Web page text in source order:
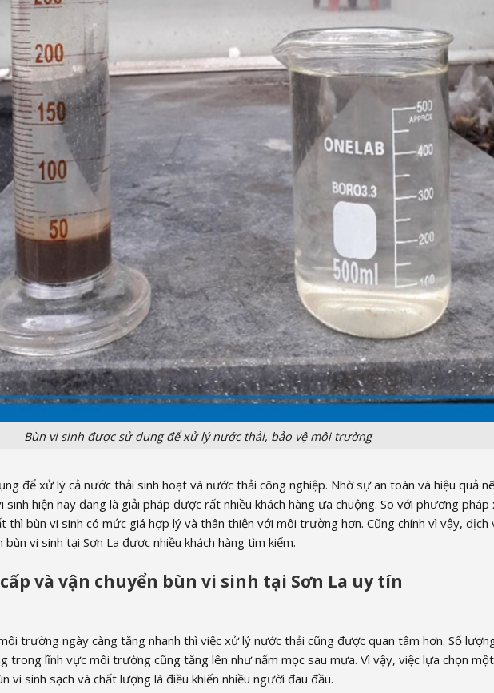
Bùn vi sinh được sử dụng để xử lý nước thải, bảo vệ môi trường
để xử lý cả nước thải sinh hoạt và nước thải công nghiệp. Nhờ sự an toàn và hiệu quả
sinh hiện nay đang là giải pháp được rất nhiều khách hàng ưa chuộng. So với phương pháp
thì bùn vi sinh có mức giá hợp lý và thân thiện với môi trường hơn. Cũng chính vì vậy, dịch
bùn vi sinh tại Sơn La được nhiều khách hàng tìm kiếm.
và vận chuyển bùn vi sinh tại Sơn La uy tín
trường ngày càng tăng nhanh thì việc xử lý nước thải cũng được quan tâm hơn. Số
trong lĩnh vực môi trường cũng tăng lên như nấm mọc sau mưa. Vì vậy, việc lựa chọn
vi sinh sạch và chất lượng là điều khiến nhiều người đau đầu.